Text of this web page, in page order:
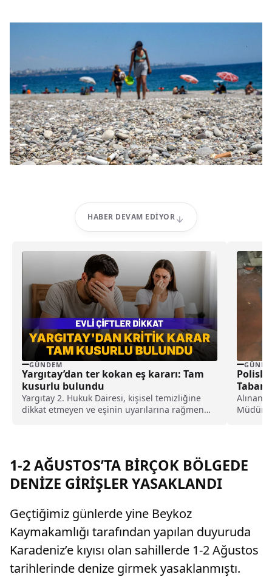
HABER DEVAM EDIYOR
GÜNDEM
Yargıtay’dan ter kokan eş kararı: Tam
kusurlu bulundu
Yargıtay 2. Hukuk Dairesi, kişisel temizliğine
dikkat etmeyen ve eşinin uyarılarına rağmen
lira tazminat ödemesine karar verildi.
Alınan
1-2 AĞUSTOS’TA BİRÇOK BÖLGEDE
DENİZE GİRİŞLER YASAKLANDI
Geçtiğimiz günlerde yine Beykoz
Kaymakamlığı tarafından yapılan duyuruda
Karadeniz’e kıyısı olan sahillerde 1-2 Ağustos
tarihlerinde denize girmek yasaklanmıştı.